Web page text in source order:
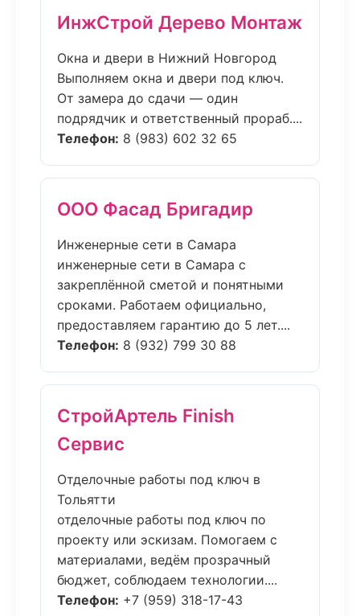
ИнжСтрой Дерево Монтаж
Окна и двери в Нижний Новгород
Выполняем окна и двери под ключ.
От замера до сдачи — один
подрядчик и ответственный прораб....
Телефон: 8 (983) 602 32 65
ООО Фасад Бригадир
Инженерные сети в Самара
инженерные сети в Самара с
закреплённой сметой и понятными
сроками. Работаем официально,
предоставляем гарантию до 5 лет....
Телефон: 8 (932) 799 30 88
СтройАртель Finish
Сервис
Отделочные работы под ключ в
Тольятти
отделочные работы под ключ по
проекту или эскизам. Помогаем с
материалами, ведём прозрачный
бюджет, соблюдаем технологии....
Телефон: +7 (959) 318-17-43